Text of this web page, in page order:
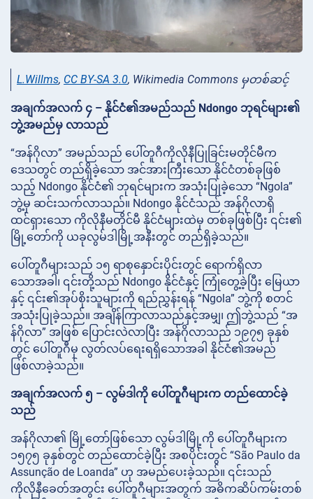
L.Willms, CC BY-SA 3.0, Wikimedia Commons မှတစ်ဆင့်
အချက်အလက် ၄ – နိုင်ငံ၏အမည်သည် Ndongo ဘုရင်များ၏
ဘွဲ့အမည်မှ လာသည်
“အန်ဂိုလာ” အမည်သည် ပေါ်တူဂီကိုလိုနီပြုခြင်းမတိုင်မီက
ဒေသတွင် တည်ရှိခဲ့သော အင်အားကြီးသော နိုင်ငံတစ်ခုဖြစ်
သည့် Ndongo နိုင်ငံ၏ ဘုရင်များက အသုံးပြုခဲ့သော “Ngola”
ဘွဲ့မှ ဆင်းသက်လာသည်။ Ndongo နိုင်ငံသည် အန်ဂိုလာရှိ
ထင်ရှားသော ကိုလိုနီမတိုင်မီ နိုင်ငံများထဲမှ တစ်ခုဖြစ်ပြီး ၎င်း၏
မြို့တော်ကို ယခုလွမ်ဒါမြို့အနီးတွင် တည်ရှိခဲ့သည်။
ပေါ်တူဂီများသည် ၁၅ ရာစုနှောင်းပိုင်းတွင် ရောက်ရှိလာ
သောအခါ၊ ၎င်းတို့သည် Ndongo နိုင်ငံနှင့် ကြုံတွေ့ခဲ့ပြီး မြေယာ
နှင့် ၎င်း၏အုပ်စိုးသူများကို ရည်ညွှန်းရန် “Ngola” ဘွဲ့ကို စတင်
အသုံးပြုခဲ့သည်။ အချိန်ကြာလာသည်နှင့်အမျှ၊ ဤဘွဲ့သည် “အ
န်ဂိုလာ” အဖြစ် ပြောင်းလဲလာပြီး အန်ဂိုလာသည် ၁၉၇၅ ခုနှစ်
တွင် ပေါ်တူဂီမှ လွတ်လပ်ရေးရရှိသောအခါ နိုင်ငံ၏အမည်
ဖြစ်လာခဲ့သည်။
အချက်အလက် ၅ – လွမ်ဒါကို ပေါ်တူဂီများက တည်ထောင်ခဲ့
သည်
အန်ဂိုလာ၏ မြို့တော်ဖြစ်သော လွမ်ဒါမြို့ကို ပေါ်တူဂီများက
၁၅၇၅ ခုနှစ်တွင် တည်ထောင်ခဲ့ပြီး အစပိုင်းတွင် “São Paulo da
Assunção de Loanda” ဟု အမည်ပေးခဲ့သည်။ ၎င်းသည်
ကိုလိုနီခေတ်အတွင်း ပေါ်တူဂီများအတွက် အဓိကဆိပ်ကမ်းတစ်